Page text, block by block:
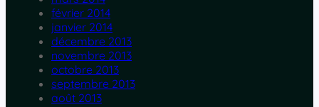
février 2014
janvier 2014
décembre 2013
novembre 2013
octobre 2013
septembre 2013
août 2013